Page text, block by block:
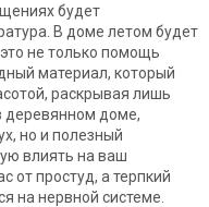
будет
В доме летом будет
не только помощь
материал, который
раскрывая лишь
деревянном доме,
но и полезный
влиять на ваш
от простуд, а терпкий
на нервной системе.